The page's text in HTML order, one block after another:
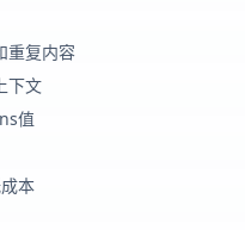
重复内容
下文
值
本